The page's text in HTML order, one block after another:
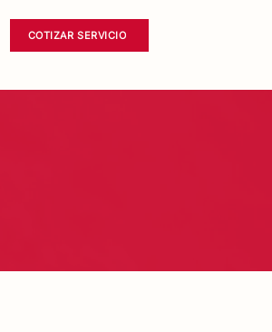
COTIZAR SERVICIO